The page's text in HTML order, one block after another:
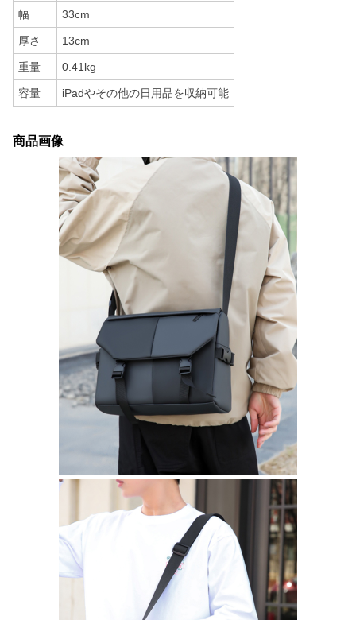
幅 33cm
厚さ 13cm
重量 0.41kg
容量 iPadやその他の日用品を収納可能
商品画像